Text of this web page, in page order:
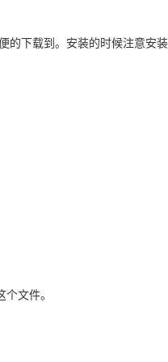
下载到。安装的时候注意安
文件。